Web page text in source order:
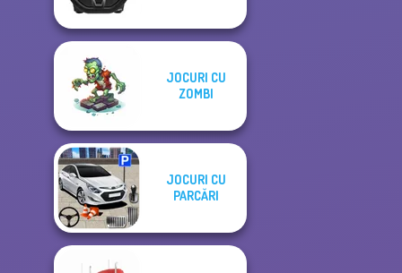
JOCURI CU
ZOMBI
JOCURI CU
PARCĂRI